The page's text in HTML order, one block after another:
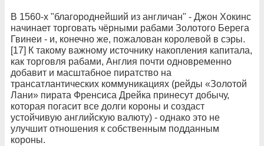
В 1560-х "благороднейший из англичан" - Джон Хокинс
начинает торговать чёрными рабами Золотого Берега
Гвинеи - и, конечно же, пожалован королевой в сэры.
[17] К такому важному источнику накопления капитала,
как торговля рабами, Англия почти одновременно
добавит и масштабное пиратство на
трансатлантических коммуникациях (рейды «Золотой
Лани» пирата Френсиса Дрейка принесут добычу,
которая погасит все долги короны и создаст
устойчивую английскую валюту) - однако это не
улучшит отношения к собственным подданным
короны.